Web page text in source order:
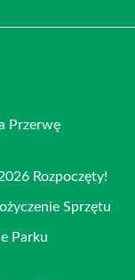
Przerwę
Rozpoczęty!
Sprzętu
Parku